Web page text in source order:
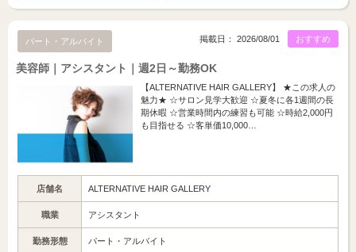
パート・アルバイト おすすめ
掲載日： 2026/08/01
美容師｜アシスタント｜週2日～勤務OK
【ALTERNATIVE HAIR GALLERY】 ★この求人の
魅力★ ☆サロン見学大歓迎 ☆夏冬に各1週間の長
期休暇 ☆営業時間内の練習も可能 ☆時給2,000円
も目指せる ☆客単価10,000…
店舗名 ALTERNATIVE HAIR GALLERY
職業 アシスタント
勤務形態 パート・アルバイト